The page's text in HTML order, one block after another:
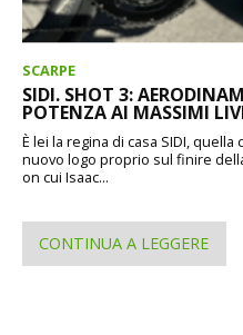
SCARPE
SIDI. SHOT 3:
POTENZA AI MASSIMI
È lei la regina di casa SIDI,
nuovo logo proprio sul finire
on cui Isaac...
CONTINUA A LEGGERE